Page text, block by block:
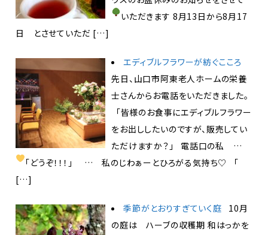
いただきます 8月13日から8月17
日 とさせていただ […]
エディブルフラワーが紡ぐこころ
先日、山口市阿東老人ホームの栄養
士さんからお電話をいただきました。
「皆様のお食事にエディブルフラワー
をお出ししたいのですが、販売してい
ただけますか？」 電話口の私 …
「どうぞ！！！」
… 私のじわぁーとひろがる気持ち♡ 「
[…]
季節がとおりすぎていく庭
10月
の庭は ハーブの収穫期 和はっかを